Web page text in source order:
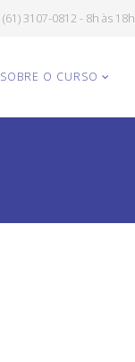
(61) 3107-0812 - 8h às 18h
SOBRE O CURSO